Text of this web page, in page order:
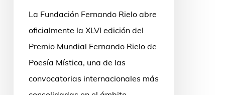
experiencia
creadora
La Fundación Fernando Rielo abre
oficialmente la XLVI edición del
Premio Mundial Fernando Rielo de
Poesía Mística, una de las
convocatorias internacionales más